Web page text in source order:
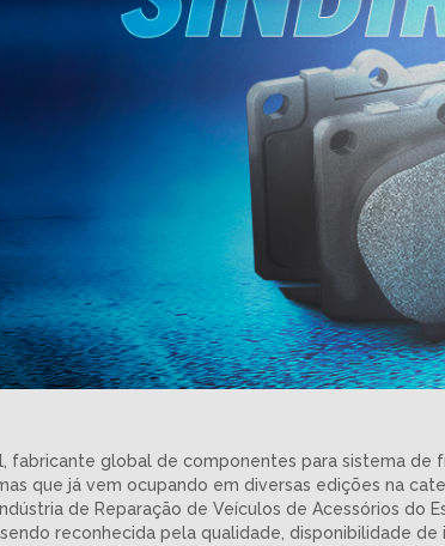
fabricante global de componentes para sistema
que já vem ocupando em diversas edições na
de Reparação de Veículos de Acessórios
reconhecida pela qualidade, disponibilidade